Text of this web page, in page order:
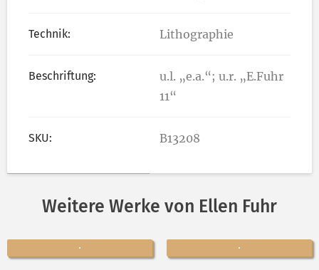
Technik: Lithographie
Beschriftung:
u.l. „e.a.“; u.r. „E.Fuhr
11“
SKU: B13208
Weitere Werke von Ellen Fuhr